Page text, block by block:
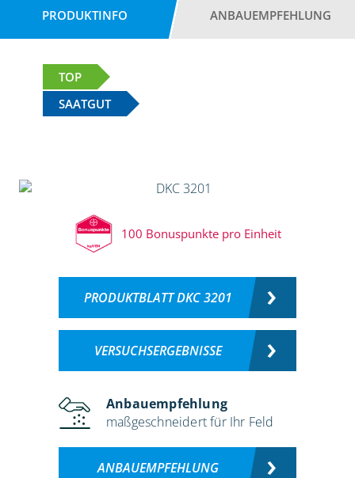
PRODUKTINFO ANBAUEMPFEHLUNG
TOP
SAATGUT
100 Bonuspunkte pro Einheit
PRODUKTBLATT DKC 3201
VERSUCHSERGEBNISSE
Anbauempfehlung
maßgeschneidert für Ihr Feld
ANBAUEMPFEHLUNG